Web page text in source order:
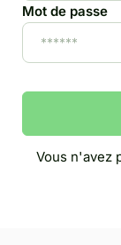
Mot de passe
Vous n'avez